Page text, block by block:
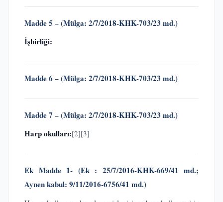
Madde 5 – (Mülga: 2/7/2018-KHK-703/23 md.)
İşbirliği:
Madde 6 – (Mülga: 2/7/2018-KHK-703/23 md.)
Madde 7 – (Mülga: 2/7/2018-KHK-703/23 md.)
Harp okulları:[2][3]
Ek Madde 1- (Ek : 25/7/2016-KHK-669/41 md.;
Aynen kabul: 9/11/2016-6756/41 md.)